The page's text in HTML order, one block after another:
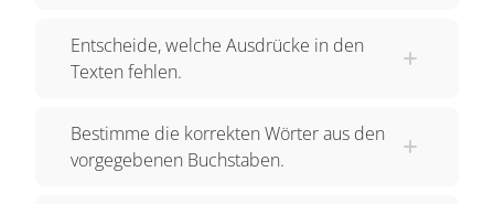
Entscheide, welche Ausdrücke in den
Texten fehlen.
Bestimme die korrekten Wörter aus den
vorgegebenen Buchstaben.